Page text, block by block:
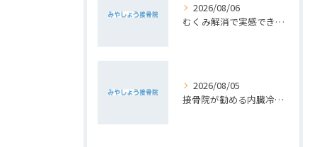
2026/08/06
むくみ解消で実感できる接骨院の小顔ケア術
2026/08/05
接骨院が勧める内臓冷え改善食材